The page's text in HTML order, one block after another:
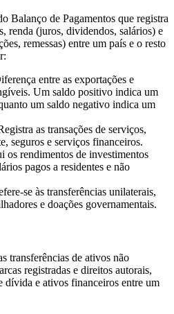
Balanço de Pagamentos que registra
renda (juros, dividendos, salários) e
remessas) entre um país e o resto
entre as exportações e
Um saldo positivo indica um
um saldo negativo indica um
as transações de serviços,
seguros e serviços financeiros.
os rendimentos de investimentos
pagos a residentes e não
se às transferências unilaterais,
e doações governamentais.
transferências de ativos não
registradas e direitos autorais,
dívida e ativos financeiros entre um